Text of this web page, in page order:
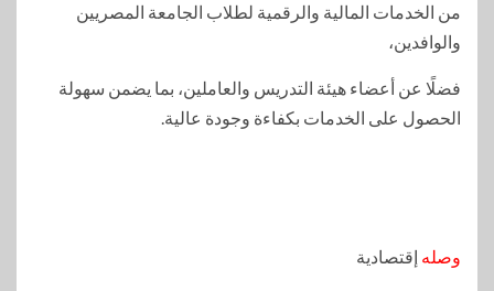
من الخدمات المالية والرقمية لطلاب الجامعة المصريين
والوافدين،
فضلًا عن أعضاء هيئة التدريس والعاملين، بما يضمن سهولة
الحصول على الخدمات بكفاءة وجودة عالية.
وصله إقتصادية